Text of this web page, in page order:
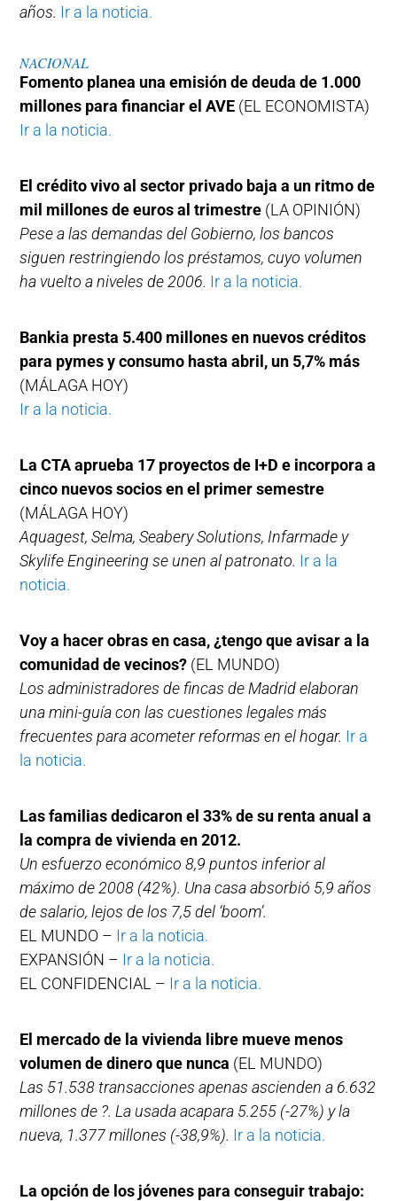
años. Ir a la noticia.
NACIONAL
Fomento planea una emisión de deuda de 1.000
millones para financiar el AVE (EL ECONOMISTA)
Ir a la noticia.
El crédito vivo al sector privado baja a un ritmo de
mil millones de euros al trimestre (LA OPINIÓN)
Pese a las demandas del Gobierno, los bancos
siguen restringiendo los préstamos, cuyo volumen
ha vuelto a niveles de 2006. Ir a la noticia.
Bankia presta 5.400 millones en nuevos créditos
para pymes y consumo hasta abril, un 5,7% más
(MÁLAGA HOY)
Ir a la noticia.
La CTA aprueba 17 proyectos de I+D e incorpora a
cinco nuevos socios en el primer semestre
(MÁLAGA HOY)
Aquagest, Selma, Seabery Solutions, Infarmade y
Skylife Engineering se unen al patronato. Ir a la
noticia.
Voy a hacer obras en casa, ¿tengo que avisar a la
comunidad de vecinos? (EL MUNDO)
Los administradores de fincas de Madrid elaboran
una mini-guía con las cuestiones legales más
frecuentes para acometer reformas en el hogar. Ir a
la noticia.
Las familias dedicaron el 33% de su renta anual a
la compra de vivienda en 2012.
Un esfuerzo económico 8,9 puntos inferior al
máximo de 2008 (42%). Una casa absorbió 5,9 años
de salario, lejos de los 7,5 del ‘boom’.
EL MUNDO – Ir a la noticia.
EXPANSIÓN – Ir a la noticia.
EL CONFIDENCIAL – Ir a la noticia.
El mercado de la vivienda libre mueve menos
volumen de dinero que nunca (EL MUNDO)
Las 51.538 transacciones apenas ascienden a 6.632
millones de ?. La usada acapara 5.255 (-27%) y la
nueva, 1.377 millones (-38,9%). Ir a la noticia.
La opción de los jóvenes para conseguir trabajo: